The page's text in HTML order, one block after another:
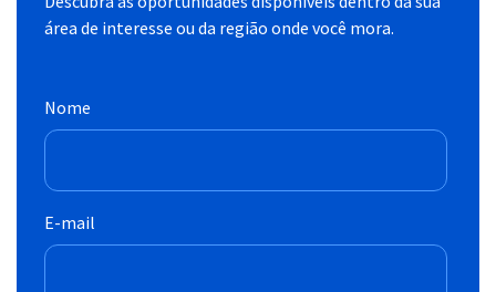
área de interesse ou da região onde você mora.
Nome
E-mail